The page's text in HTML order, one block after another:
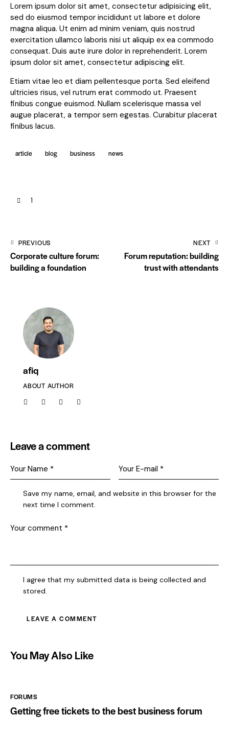
Lorem ipsum dolor sit amet, consectetur adipisicing elit,
sed do eiusmod tempor incididunt ut labore et dolore
magna aliqua. Ut enim ad minim veniam, quis nostrud
exercitation ullamco laboris nisi ut aliquip ex ea commodo
consequat. Duis aute irure dolor in reprehenderit. Lorem
ipsum dolor sit amet, consectetur adipiscing elit.
Etiam vitae leo et diam pellentesque porta. Sed eleifend
ultricies risus, vel rutrum erat commodo ut. Praesent
finibus congue euismod. Nullam scelerisque massa vel
augue placerat, a tempor sem egestas. Curabitur placerat
finibus lacus.
article blog business news
1
PREVIOUS
Corporate culture forum:
building a foundation
NEXT
Forum reputation: building
trust with attendants
afiq
ABOUT AUTHOR
Leave a comment
Save my name, email, and website in this browser for the
next time I comment.
I agree that my submitted data is being collected and
stored.
You May Also Like
FORUMS
Getting free tickets to the best business forum